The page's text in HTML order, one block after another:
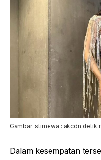
Gambar Istimewa :
Dalam kesempatan